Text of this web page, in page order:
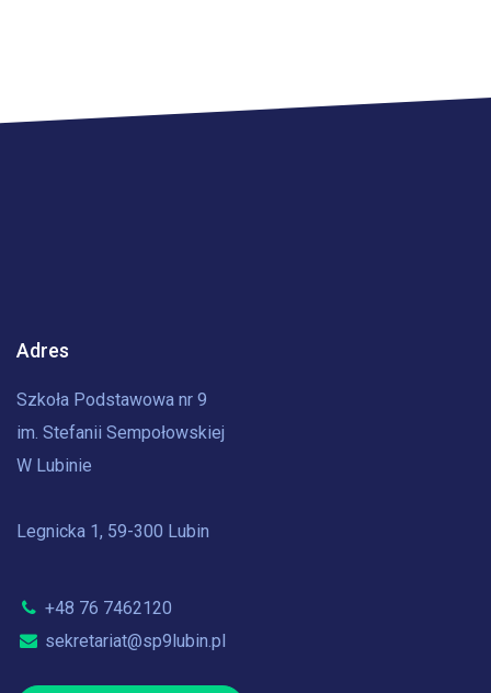
Adres
Szkoła Podstawowa nr 9
im. Stefanii Sempołowskiej
W Lubinie
Legnicka 1, 59-300 Lubin
+48 76 7462120
sekretariat@sp9lubin.pl